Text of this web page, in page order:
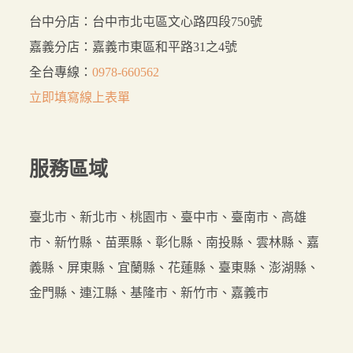
台中分店：台中市北屯區文心路四段750號
嘉義分店：嘉義市東區和平路31之4號
全台專線：0978-660562
立即填寫線上表單
服務區域
臺北市、新北市、桃園市、臺中市、臺南市、高雄
市、新竹縣、苗栗縣、彰化縣、南投縣、雲林縣、嘉
義縣、屏東縣、宜蘭縣、花蓮縣、臺東縣、澎湖縣、
金門縣、連江縣、基隆市、新竹市、嘉義市